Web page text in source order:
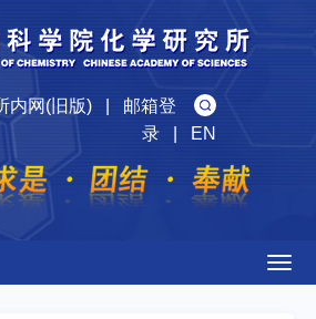
内网(旧版)| 邮箱登
录| EN